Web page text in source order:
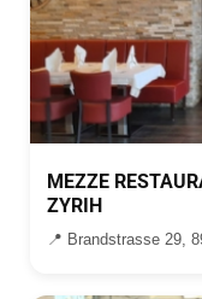
MEZZE
ZYRIH
📍 Brandstrasse 29,